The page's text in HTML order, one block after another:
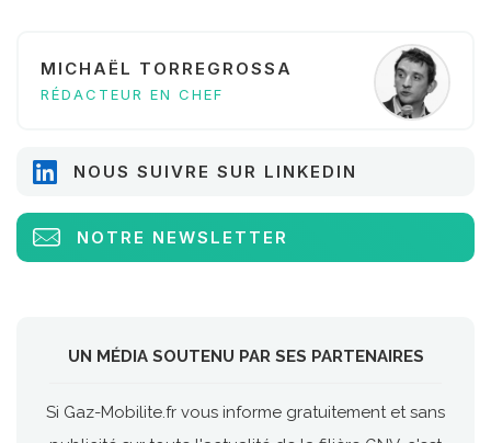
MICHAËL TORREGROSSA
RÉDACTEUR EN CHEF
NOUS SUIVRE SUR LINKEDIN
NOTRE NEWSLETTER
UN MÉDIA SOUTENU PAR SES PARTENAIRES
Si Gaz-Mobilite.fr vous informe gratuitement et sans